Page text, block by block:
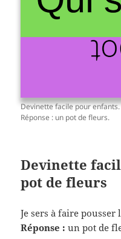
Devinette facile pour
Réponse : un pot de fleurs.
Devinette
pot de fleurs
Je sers à faire
Réponse : un pot de